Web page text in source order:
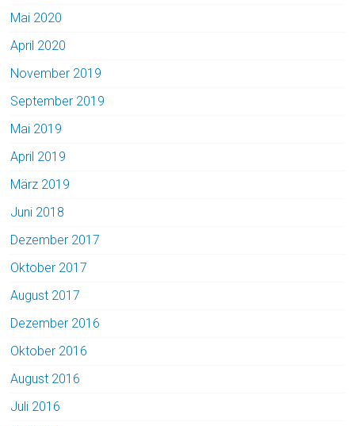
Mai 2020
April 2020
November 2019
September 2019
Mai 2019
April 2019
März 2019
Juni 2018
Dezember 2017
Oktober 2017
August 2017
Dezember 2016
Oktober 2016
August 2016
Juli 2016